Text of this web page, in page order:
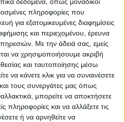
πληροφορίες που
για εξατομικευμένες διαφημίσεις
και περιεχομένου, έρευνα
Με την άδειά σας, εμείς
να χρησιμοποιήσουμε ακριβή
και ταυτοποίησης μέσω
κάνετε κλικ για να συναινέσετε
τους συνεργάτες μας όπως
μπορείτε να αποκτήσετε
πληροφορίες και να αλλάξετε τις
ή να αρνηθείτε να
του βιοποριστικού
με ένα… χαρτί
χρειάζονται
εξειδικεύσεις,
κάτι… ξένο, που δεν
εξ αρχής. Επίσης, η ζωή
με άλλα
Όλα είναι
ανάλογα τις